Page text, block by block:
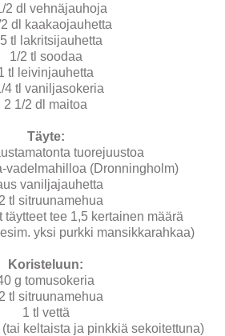
2 dl vehnäjauhoja
dl kaakaojauhetta
tl lakritsijauhetta
1/2 tl soodaa
tl leivinjauhetta
4 tl vaniljasokeria
2 1/2 dl maitoa
Täyte:
tuorejuustoa
vadelmahilloa (Dronningholm)
vaniljajauhetta
tl sitruunamehua
täytteet tee 1,5 kertainen määrä
yksi purkki mansikkarahkaa)
Koristeluun:
g tomusokeria
tl sitruunamehua
1 tl vettä
keltaista ja pinkkiä sekoitettuna)